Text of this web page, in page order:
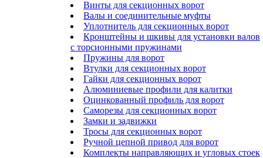
Винты для секционных ворот
Валы и соединительные муфты
Уплотнитель для секционных ворот
Кронштейны и шкивы для установки валов
с торсионными пружинами
Пружины для ворот
Втулки для секционных ворот
Гайки для секционных ворот
Алюминиевые профили для калитки
Оцинкованный профиль для ворот
Саморезы для секционных ворот
Замки и задвижки
Тросы для секционных ворот
Ручной цепной привод для ворот
Комплекты направляющих и угловых стоек